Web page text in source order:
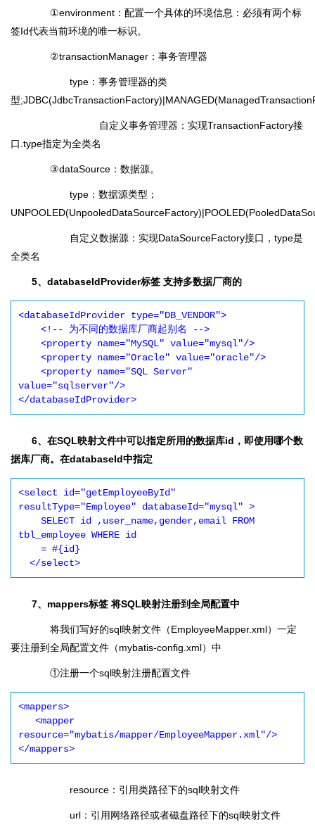
①environment：配置一个具体的环境信息：必须有两个标
签Id代表当前环境的唯一标识。
②transactionManager：事务管理器
type：事务管理器的类
型
自定义事务管理器：实现TransactionFactory接
口.type指定为全类名
③dataSource：数据源。
type：数据源类型；
自定义数据源：实现DataSourceFactory接口，type是
全类名
5、databaseIdProvider标签 支持多数据厂商的
<databaseIdProvider type="DB_VENDOR">
value="sqlserver"/>
</databaseIdProvider>
6、在SQL映射文件中可以指定所用的数据库id，即使用哪个数
据库厂商。在databaseId中指定
<select id="getEmployeeById"
resultType="Employee" databaseId="mysql" >
tbl_employee WHERE id
  </select>
7、mappers标签 将SQL映射注册到全局配置中
将我们写好的sql映射文件（EmployeeMapper.xml）一定
要注册到全局配置文件（mybatis-config.xml）中
①注册一个sql映射注册配置文件
<mappers>
resource="mybatis/mapper/EmployeeMapper.xml"/>
</mappers>
resource：引用类路径下的sql映射文件
url：引用网络路径或者磁盘路径下的sql映射文件